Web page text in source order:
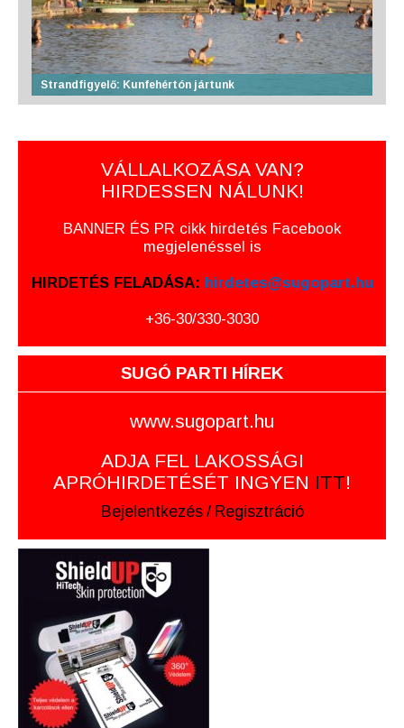
Strandfigyelő: Kunfehértón jártunk
VÁLLALKOZÁSA VAN?
HIRDESSEN NÁLUNK!
BANNER ÉS PR cikk hirdetés Facebook
megjelenéssel is
HIRDETÉS FELADÁSA: hirdetes@sugopart.hu
+36-30/330-3030
SUGÓ PARTI HÍREK
www.sugopart.hu
ADJA FEL LAKOSSÁGI
APRÓHIRDETÉSÉT INGYEN ITT!
Bejelentkezés / Regisztráció